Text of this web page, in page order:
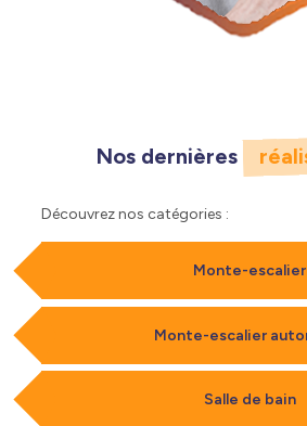
Nos dernières
Découvrez nos catégories :
Monte-escalier
Monte-escalier
Salle de bain